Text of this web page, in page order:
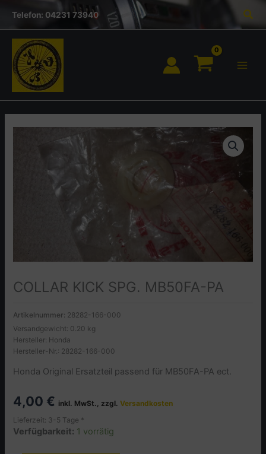
springen
Inhalt
Telefon: 04231 73940
COLLAR KICK SPG. MB50FA-PA
Artikelnummer: 28282-166-000
Versandgewicht: 0.20 kg
Hersteller: Honda
Hersteller-Nr.: 28282-166-000
Honda Original Ersatzteil passend für MB50FA-PA ect.
4,00 € inkl. MwSt., zzgl.Versandkosten
Lieferzeit: 3-5 Tage *
Verfügbarkeit: 1 vorrätig